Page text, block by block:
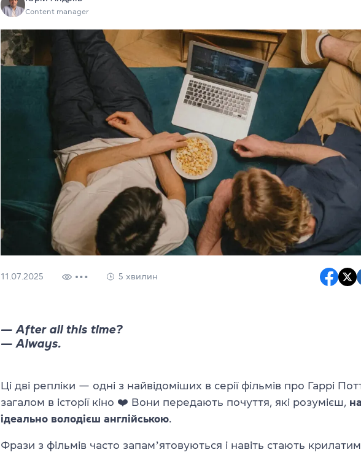
Content manager
11.07.2025 5 хвилин
— After all this time?
— Always.
Ці дві репліки — одні з найвідоміших в серії фільмів про Гаррі
загалом в історії кіно ❤️ Вони передають почуття, які розумієш,
ідеально володієш англійською.
Фрази з фільмів часто запамʼятовуються і навіть стають